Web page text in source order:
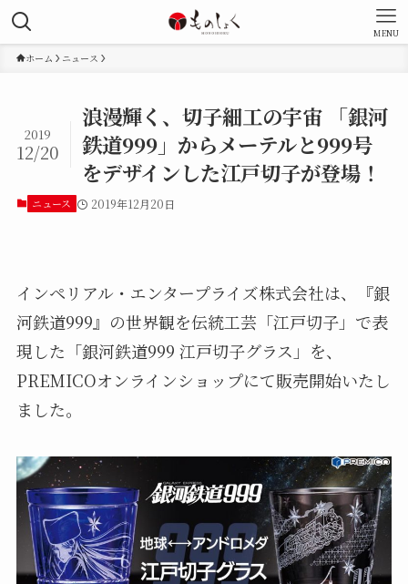
MENU
ホーム ニュース
浪漫輝く、切子細工の宇宙 「銀河
鉄道999」からメーテルと999号
をデザインした江戸切子が登場！
2019
12/20
ニュース 2019年12月20日
インペリアル・エンタープライズ株式会社は、『銀
河鉄道999』の世界観を伝統工芸「江戸切子」で表
現した「銀河鉄道999 江戸切子グラス」を、
PREMICOオンラインショップにて販売開始いたし
ました。